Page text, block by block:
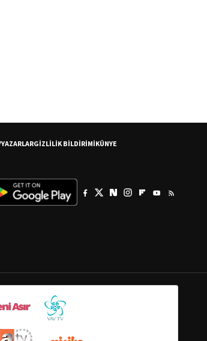
YAZARLARGİZLİLİK BİLDİRİMİKÜNYE